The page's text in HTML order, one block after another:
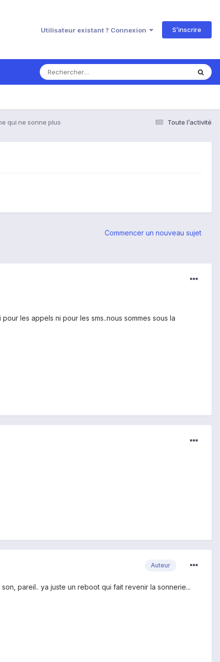
Utilisateur existant ? Connexion S’inscrire
Toute l’activité
qui ne sonne plus
Commencer un nouveau sujet
les appels ni pour les sms..nous sommes sous la
Auteur
pareil.. ya juste un reboot qui fait revenir la sonnerie...